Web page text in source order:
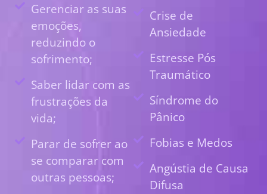
Gerenciar as suas
emoções,
reduzindo o
sofrimento;
Saber lidar com as
frustrações da
vida;
Parar de sofrer ao
se comparar com
outras pessoas;
Crise de
Ansiedade
Estresse Pós
Traumático
Síndrome do
Pânico
Fobias e Medos
Angústia de Causa
Difusa